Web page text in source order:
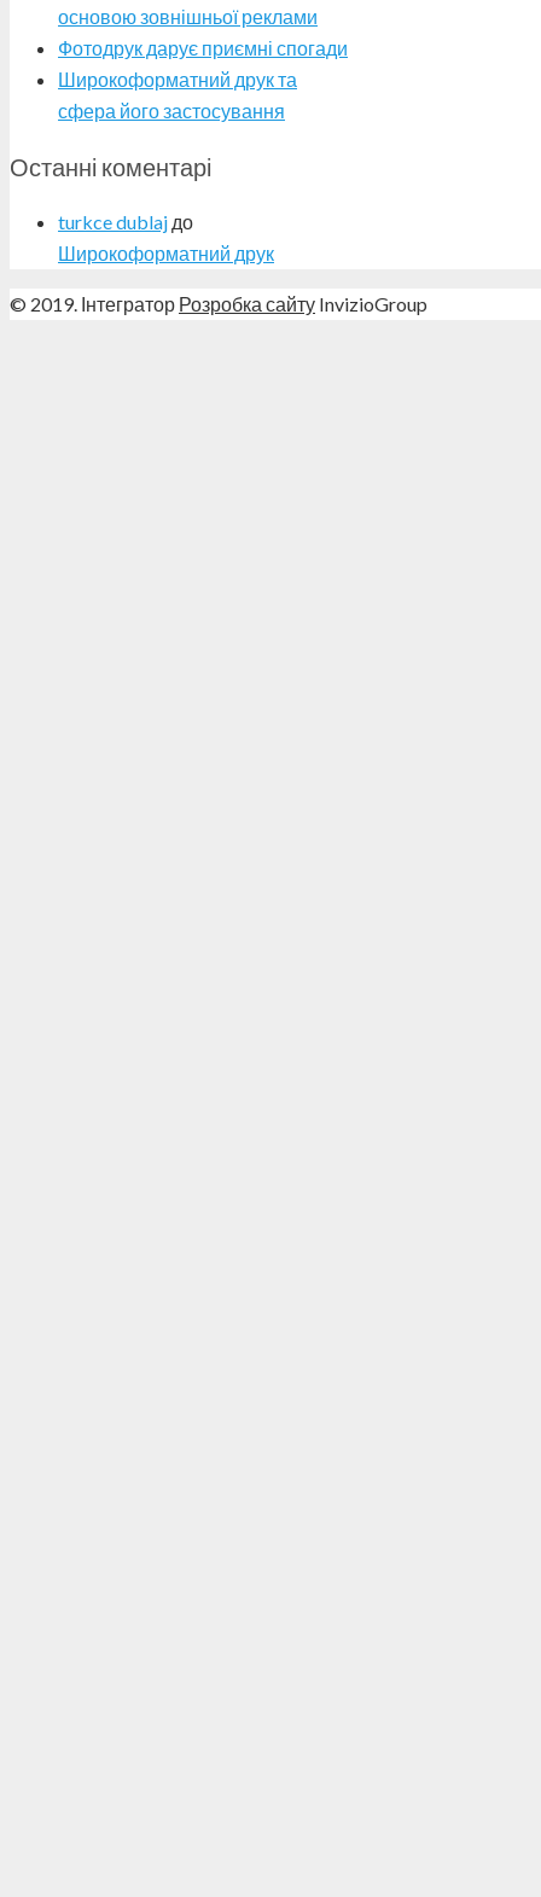
основою зовнішньої реклами
Фотодрук дарує приємні спогади
Широкоформатний друк та
сфера його застосування
Останні коментарі
turkce dublaj до
Широкоформатний друк
© 2019. Інтегратор Розробка сайту InvizioGroup